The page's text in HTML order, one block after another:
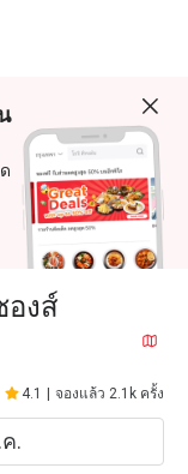
องส์
4.1 จองแล้ว 2.1k ครั้ง